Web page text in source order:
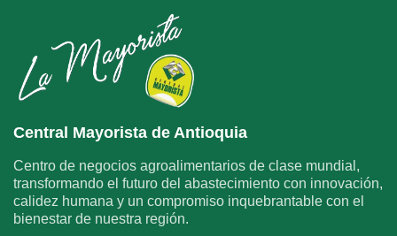
Central Mayorista de Antioquia
Centro de negocios agroalimentarios de clase mundial,
transformando el futuro del abastecimiento con innovación,
calidez humana y un compromiso inquebrantable con el
bienestar de nuestra región.